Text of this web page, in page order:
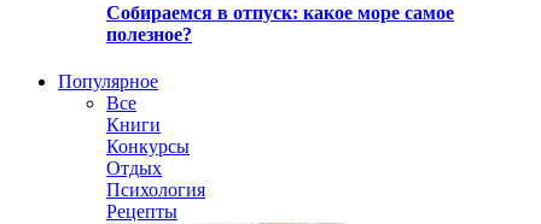
Собираемся в отпуск: какое море самое
полезное?
Популярное
Все
Книги
Конкурсы
Отдых
Психология
Рецепты